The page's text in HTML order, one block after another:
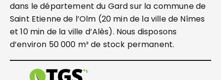
dans le département du Gard sur la commune de
Saint Etienne de l’Olm (20 min de la ville de Nîmes
et 10 min de la ville d’Alès). Nous disposons
d’environ 50 000 m² de stock permanent.